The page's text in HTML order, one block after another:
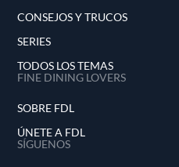
CONSEJOS Y TRUCOS
SERIES
TODOS LOS TEMAS
FINE DINING LOVERS
SOBRE FDL
ÚNETE A FDL
SÍGUENOS